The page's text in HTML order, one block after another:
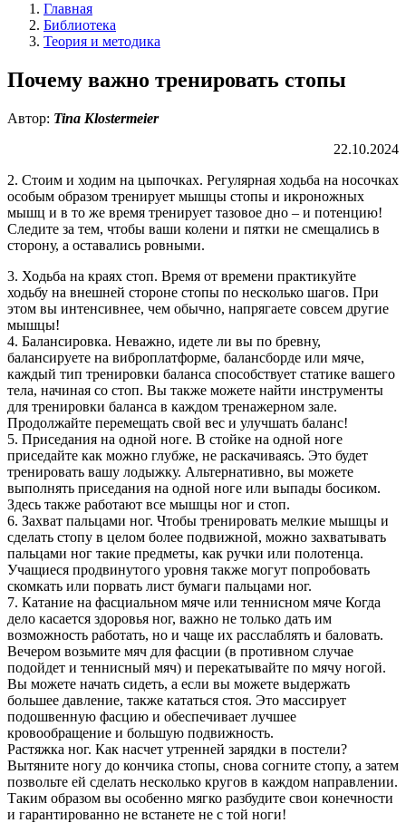
Главная
Библиотека
Теория и методика
Почему важно тренировать стопы
Автор: Tina Klostermeier
22.10.2024
2. Стоим и ходим на цыпочках. Регулярная ходьба на носочках
особым образом тренирует мышцы стопы и икроножных
мышц и в то же время тренирует тазовое дно – и потенцию!
Следите за тем, чтобы ваши колени и пятки не смещались в
сторону, а оставались ровными.
3. Ходьба на краях стоп. Время от времени практикуйте
ходьбу на внешней стороне стопы по несколько шагов. При
этом вы интенсивнее, чем обычно, напрягаете совсем другие
мышцы!
4. Балансировка. Неважно, идете ли вы по бревну,
балансируете на виброплатформе, балансборде или мяче,
каждый тип тренировки баланса способствует статике вашего
тела, начиная со стоп. Вы также можете найти инструменты
для тренировки баланса в каждом тренажерном зале.
Продолжайте перемещать свой вес и улучшать баланс!
5. Приседания на одной ноге. В стойке на одной ноге
приседайте как можно глубже, не раскачиваясь. Это будет
тренировать вашу лодыжку. Альтернативно, вы можете
выполнять приседания на одной ноге или выпады босиком.
Здесь также работают все мышцы ног и стоп.
6. Захват пальцами ног. Чтобы тренировать мелкие мышцы и
сделать стопу в целом более подвижной, можно захватывать
пальцами ног такие предметы, как ручки или полотенца.
Учащиеся продвинутого уровня также могут попробовать
скомкать или порвать лист бумаги пальцами ног.
7. Катание на фасциальном мяче или теннисном мяче Когда
дело касается здоровья ног, важно не только дать им
возможность работать, но и чаще их расслаблять и баловать.
Вечером возьмите мяч для фасции (в противном случае
подойдет и теннисный мяч) и перекатывайте по мячу ногой.
Вы можете начать сидеть, а если вы можете выдержать
большее давление, также кататься стоя. Это массирует
подошвенную фасцию и обеспечивает лучшее
кровообращение и большую подвижность.
Растяжка ног. Как насчет утренней зарядки в постели?
Вытяните ногу до кончика стопы, снова согните стопу, а затем
позвольте ей сделать несколько кругов в каждом направлении.
Таким образом вы особенно мягко разбудите свои конечности
и гарантированно не встанете не с той ноги!